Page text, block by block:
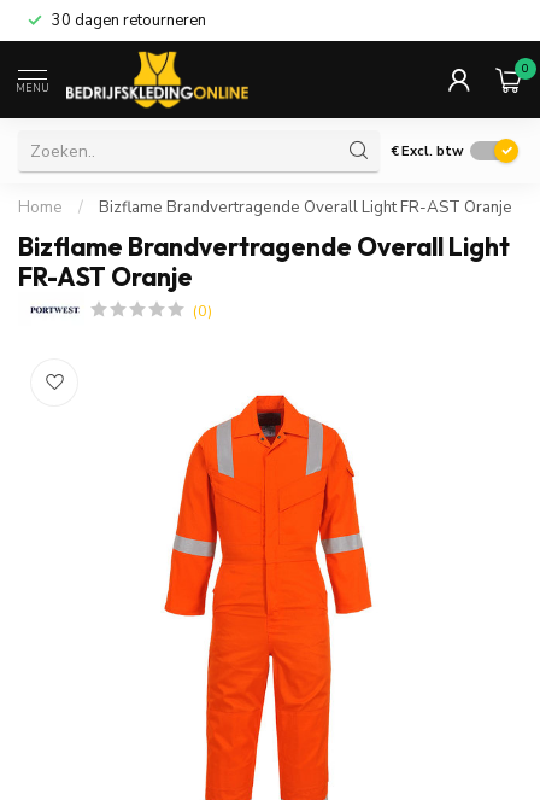
30 dagen retourneren
MENU
0
€Excl. btw
Home / Bizflame Brandvertragende Overall Light FR-AST Oranje
Bizflame Brandvertragende Overall Light
FR-AST Oranje
(0)